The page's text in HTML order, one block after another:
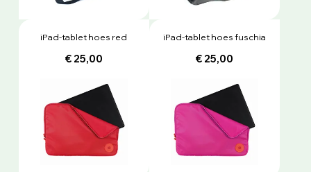
iPad-tablet hoes red
€ 25,00
iPad-tablet hoes fuschia
€ 25,00